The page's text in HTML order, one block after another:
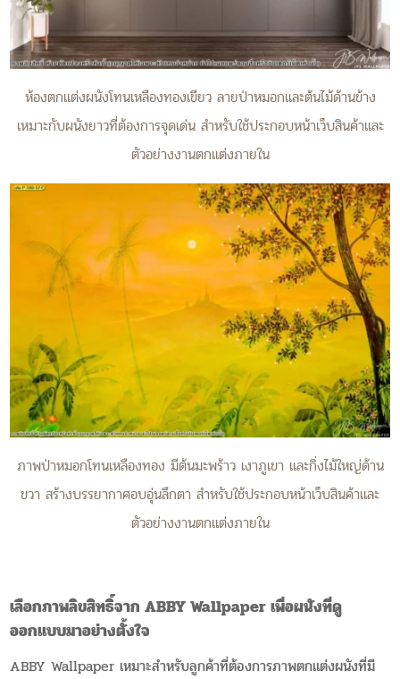
ห้องตกแต่งผนังโทนเหลืองทองเขียว ลายป่าหมอกและต้นไม้ด้านข้าง
เหมาะกับผนังยาวที่ต้องการจุดเด่น สำหรับใช้ประกอบหน้าเว็บสินค้าและ
ตัวอย่างงานตกแต่งภายใน
ภาพป่าหมอกโทนเหลืองทอง มีต้นมะพร้าว เงาภูเขา และกิ่งไม้ใหญ่ด้าน
ขวา สร้างบรรยากาศอบอุ่นลึกตา สำหรับใช้ประกอบหน้าเว็บสินค้าและ
ตัวอย่างงานตกแต่งภายใน
เลือกภาพลิขสิทธิ์จาก ABBY Wallpaper เพื่อผนังที่ดู
ออกแบบมาอย่างตั้งใจ
ABBY Wallpaper เหมาะสำหรับลูกค้าที่ต้องการภาพตกแต่งผนังที่มี